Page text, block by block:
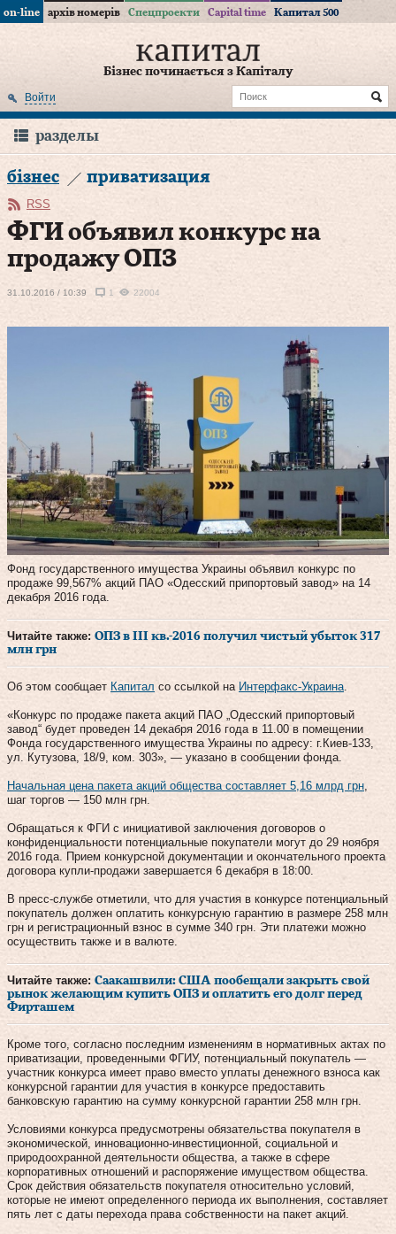
on-line архів номерів Спецпроекти Capital time Капитал 500
Бізнес починається з Капіталу
Войти
разделы
бізнес приватизация
RSS
ФГИ объявил конкурс на
продажу ОПЗ
31.10.2016 / 10:39 1 22004
Фонд государственного имущества Украины объявил конкурс по
продаже 99,567% акций ПАО «Одесский припортовый завод» на 14
декабря 2016 года.
Читайте также: ОПЗ в III кв.-2016 получил чистый убыток 317
млн грн
Об этом сообщает Капитал со ссылкой на Интерфакс-Украина
«Конкурс по продаже пакета акций ПАО „Одесский припортовый
завод“ будет проведен 14 декабря 2016 года в 11.00 в помещении
Фонда государственного имущества Украины по адресу: г.Киев-133,
ул. Кутузова, 18/9, ком. 303», — указано в сообщении фонда.
Начальная цена пакета акций общества составляет 5,16 млрд грн
шаг торгов — 150 млн грн.
Обращаться к ФГИ с инициативой заключения договоров о
конфиденциальности потенциальные покупатели могут до 29 ноября
2016 года. Прием конкурсной документации и окончательного проекта
договора купли-продажи завершается 6 декабря в 18:00.
В пресс-службе отметили, что для участия в конкурсе потенциальный
покупатель должен оплатить конкурсную гарантию в размере 258 млн
грн и регистрационный взнос в сумме 340 грн. Эти платежи можно
осуществить также и в валюте.
Читайте также: Саакашвили: США пообещали закрыть свой
рынок желающим купить ОПЗ и оплатить его долг перед
Фирташем
Кроме того, согласно последним изменениям в нормативных актах по
приватизации, проведенными ФГИУ, потенциальный покупатель —
участник конкурса имеет право вместо уплаты денежного взноса как
конкурсной гарантии для участия в конкурсе предоставить
банковскую гарантию на сумму конкурсной гарантии 258 млн грн.
Условиями конкурса предусмотрены обязательства покупателя в
экономической, инновационно-инвестиционной, социальной и
природоохранной деятельности общества, а также в сфере
корпоративных отношений и распоряжение имуществом общества.
Срок действия обязательств покупателя относительно условий,
которые не имеют определенного периода их выполнения, составляет
пять лет с даты перехода права собственности на пакет акций.